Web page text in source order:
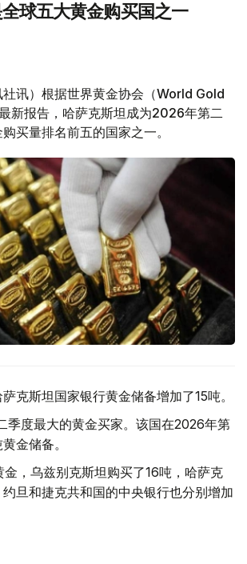
球五大黄金购买国之一
社讯）根据世界黄金协会（World Gold
新报告，哈萨克斯坦成为2026年第二
买量排名前五的国家之一。
克斯坦国家银行黄金储备增加了15吨。
季度最大的黄金买家。该国在2026年第
金储备。
，乌兹别克斯坦购买了16吨，哈萨克
旦和捷克共和国的中央银行也分别增加